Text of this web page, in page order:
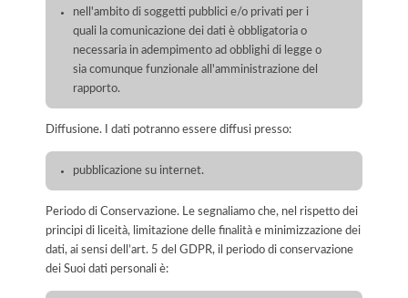
nell'ambito di soggetti pubblici e/o privati per i
quali la comunicazione dei dati è obbligatoria o
necessaria in adempimento ad obblighi di legge o
sia comunque funzionale all'amministrazione del
rapporto.
Diffusione. I dati potranno essere diffusi presso:
pubblicazione su internet.
Periodo di Conservazione. Le segnaliamo che, nel rispetto dei
principi di liceità, limitazione delle finalità e minimizzazione dei
dati, ai sensi dell’art. 5 del GDPR, il periodo di conservazione
dei Suoi dati personali è: